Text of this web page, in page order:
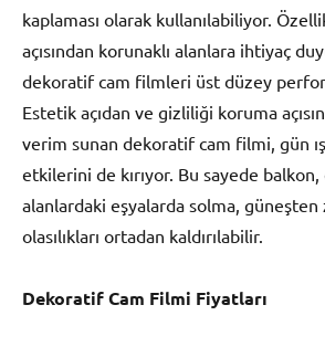
kaplaması olarak kullanılabiliyor.
açısından korunaklı alanlara ihtiyaç
dekoratif cam filmleri üst düzey
Estetik açıdan ve gizliliği koruma
verim sunan dekoratif cam filmi, gün
etkilerini de kırıyor. Bu sayede
alanlardaki eşyalarda solma,
olasılıkları ortadan kaldırılabilir.
Dekoratif Cam Filmi Fiyatları